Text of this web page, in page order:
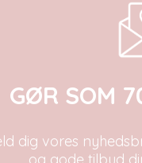
GØR SOM
dig vores